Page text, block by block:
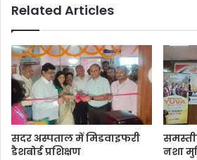
Related Articles
सदर अस्पताल में मिडवाइफरी
डैशबोर्ड प्रशिक्षण
नशा